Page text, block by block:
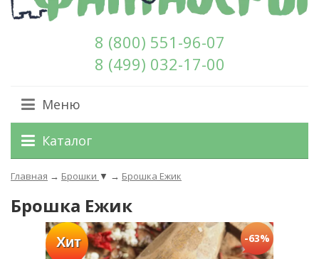
8 (800) 551-96-07
8 (499) 032-17-00
Меню
Каталог
Главная → Брошки ▼ → Брошка Ежик
Брошка Ежик
Хит -63%